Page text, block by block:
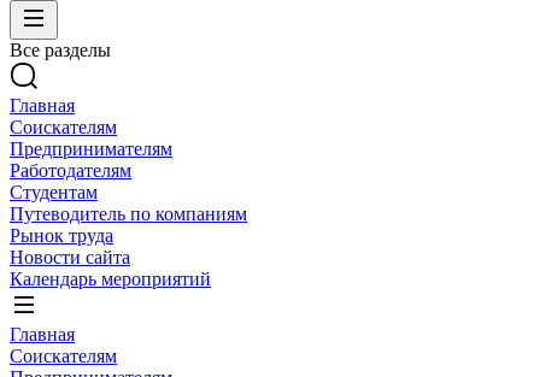
Все разделы
Главная
Соискателям
Предпринимателям
Работодателям
Студентам
Путеводитель по компаниям
Рынок труда
Новости сайта
Календарь мероприятий
Главная
Соискателям